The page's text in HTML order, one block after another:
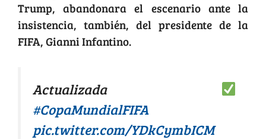
Trump, abandonara el escenario ante la
insistencia, también, del presidente de la
FIFA, Gianni Infantino.
Actualizada
#CopaMundialFIFA
pic.twitter.com/YDkCymbICM